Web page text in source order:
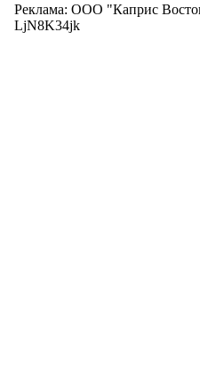
Реклама: ООО "Каприс
LjN8K34jk